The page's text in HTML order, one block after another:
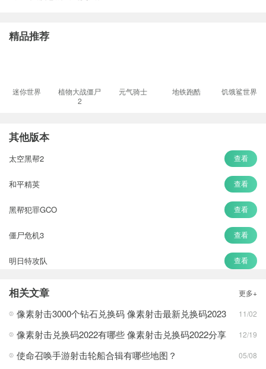
精品推荐
迷你世界
植物大战僵尸
2
元气骑士 地铁跑酷 饥饿鲨世界
其他版本
太空黑帮2 查看
和平精英 查看
黑帮犯罪GCO 查看
僵尸危机3 查看
明日特攻队 查看
全境危机
狙击行动代号猎鹰 查看
相关文章 更多+
像素射击3000个钻石兑换码 像素射击最新兑换码2023 11/02
像素射击兑换码2022有哪些 像素射击兑换码2022分享 12/19
使命召唤手游射击轮船合辑有哪些地图？ 05/08